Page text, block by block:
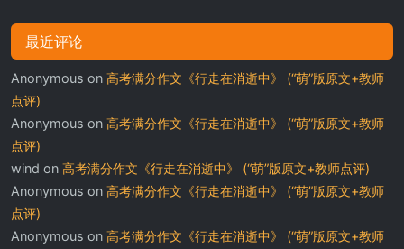
最近评论
Anonymous on 高考满分作文《行走在消逝中》 (“萌”版原文+教师
点评)
Anonymous on 高考满分作文《行走在消逝中》 (“萌”版原文+教师
点评)
wind on 高考满分作文《行走在消逝中》 (“萌”版原文+教师点评)
Anonymous on 高考满分作文《行走在消逝中》 (“萌”版原文+教师
点评)
Anonymous on 高考满分作文《行走在消逝中》 (“萌”版原文+教师